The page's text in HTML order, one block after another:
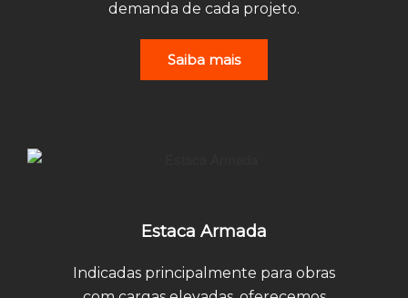
demanda de cada projeto.
Saiba mais
Estaca Armada
Indicadas principalmente para obras